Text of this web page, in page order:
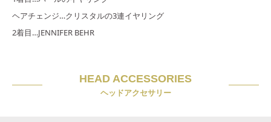
ヘアチェンジ…クリスタルの3連イヤリング
2着目…JENNIFER BEHR
HEAD ACCESSORIES
ヘッドアクセサリー